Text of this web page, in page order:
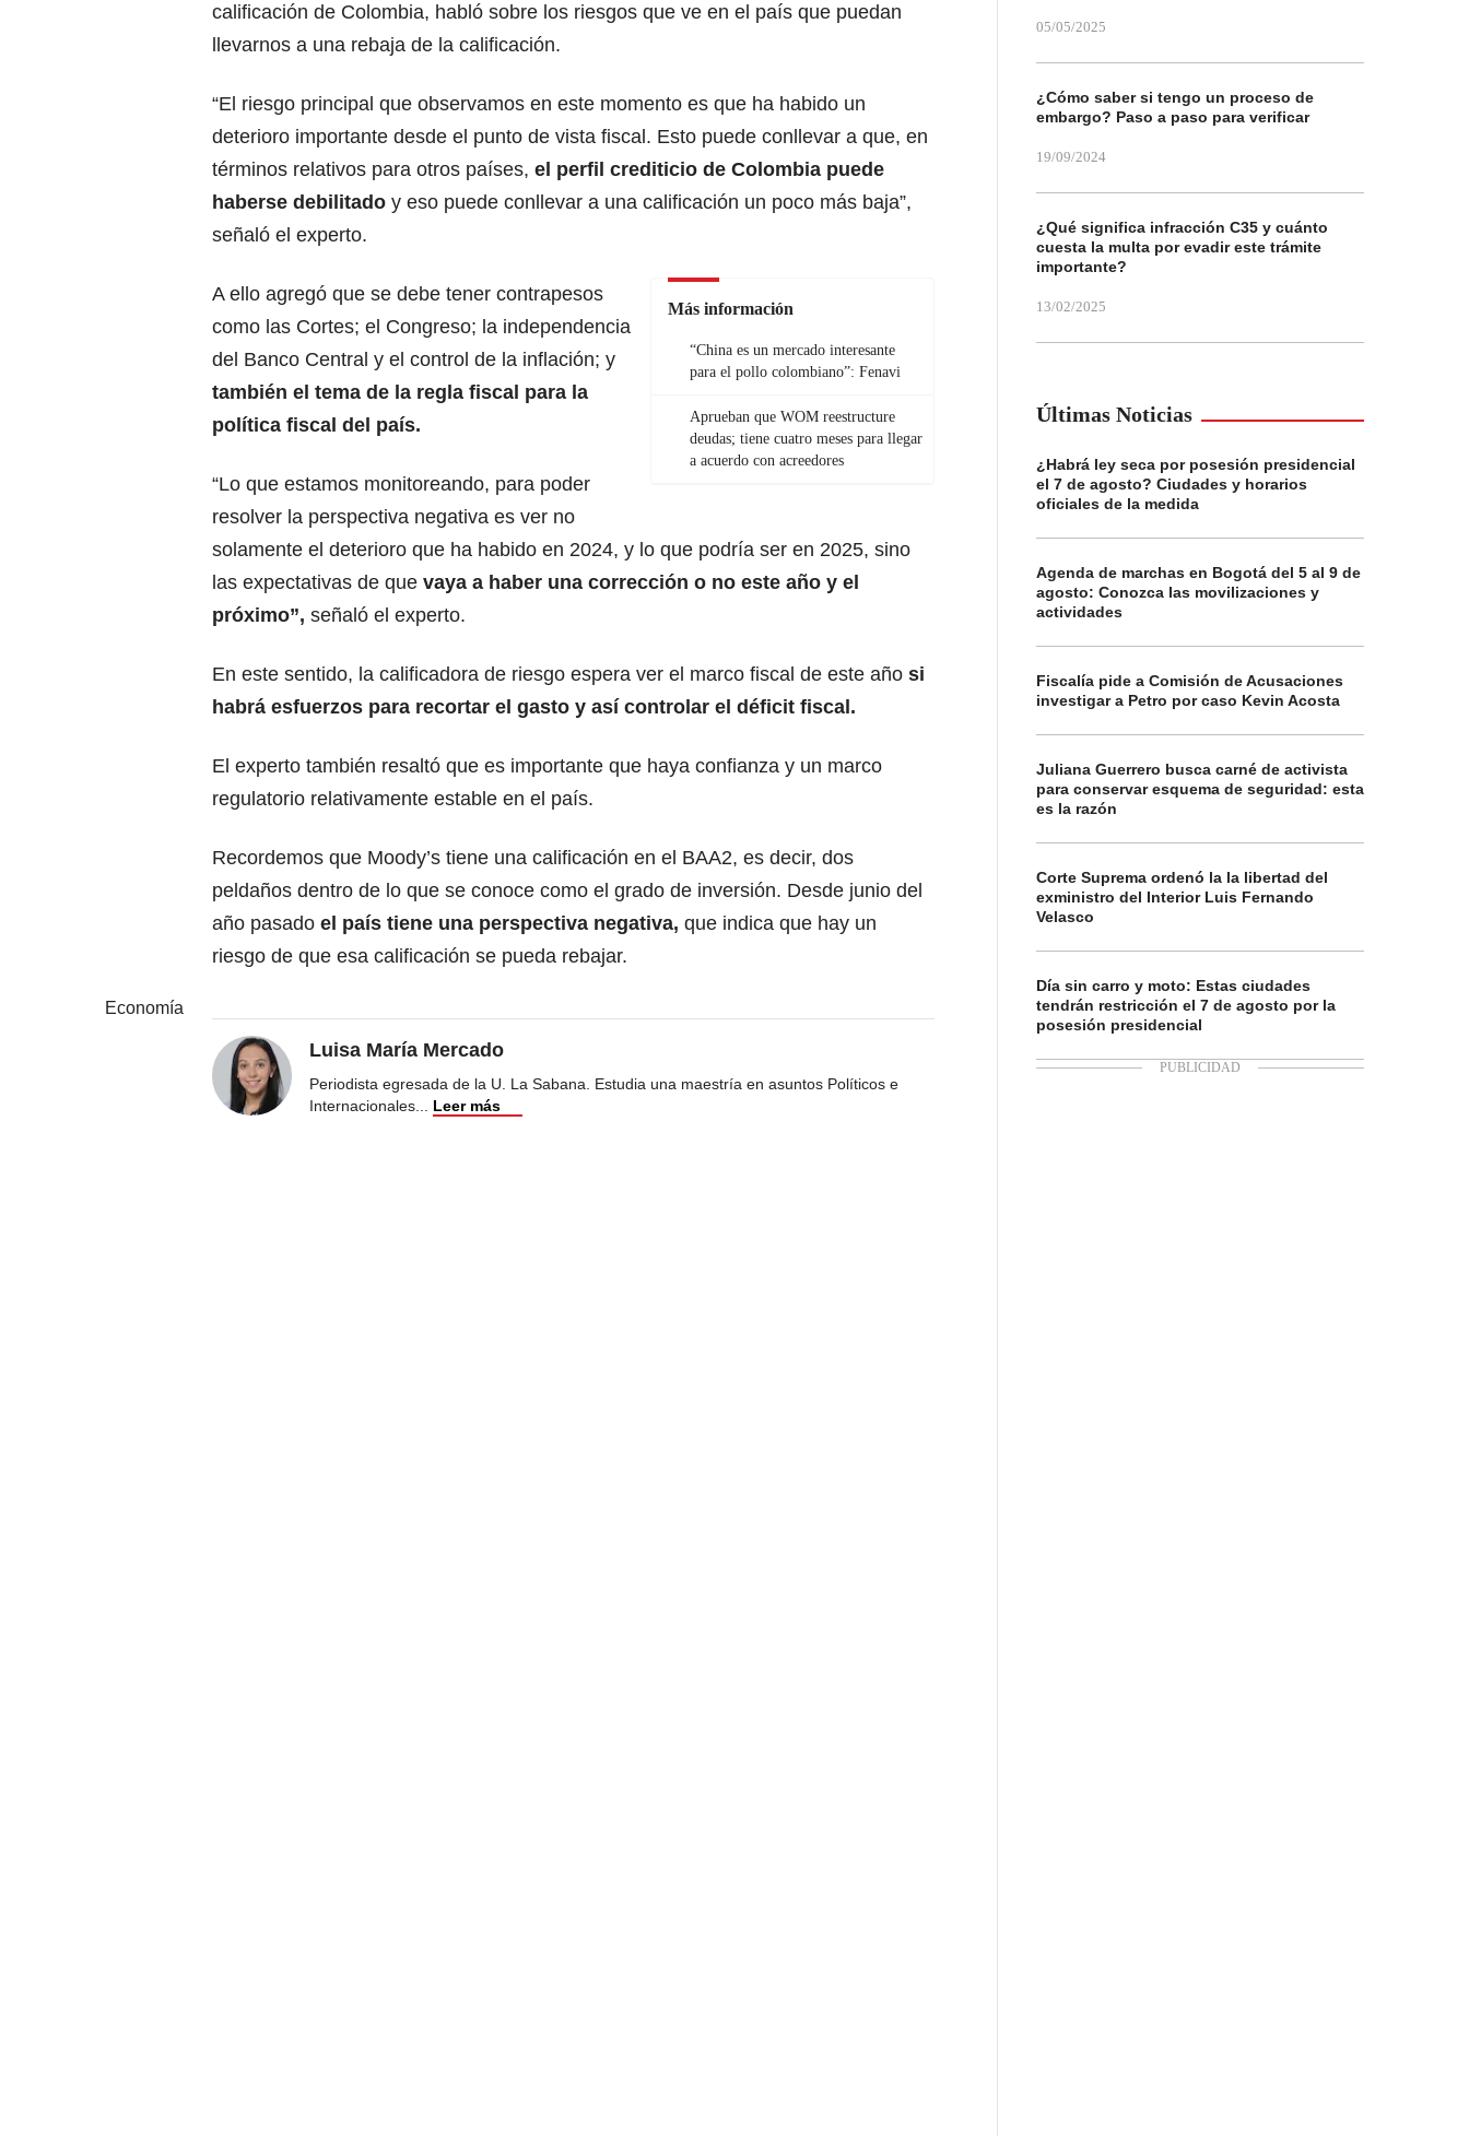
calificación de Colombia, habló sobre los riesgos que ve en el país que puedan
llevarnos a una rebaja de la calificación.
“El riesgo principal que observamos en este momento es que ha habido un
deterioro importante desde el punto de vista fiscal. Esto puede conllevar a que, en
términos relativos para otros países, el perfil crediticio de Colombia puede
haberse debilitado y eso puede conllevar a una calificación un poco más baja”,
señaló el experto.
Más información
“China es un mercado interesante
para el pollo colombiano”: Fenavi
Aprueban que WOM reestructure
deudas; tiene cuatro meses para llegar
a acuerdo con acreedores
A ello agregó que se debe tener contrapesos
como las Cortes; el Congreso; la independencia
del Banco Central y el control de la inflación; y
también el tema de la regla fiscal para la
política fiscal del país.
“Lo que estamos monitoreando, para poder
resolver la perspectiva negativa es ver no
solamente el deterioro que ha habido en 2024, y lo que podría ser en 2025, sino
las expectativas de que vaya a haber una corrección o no este año y el
próximo”, señaló el experto.
En este sentido, la calificadora de riesgo espera ver el marco fiscal de este año si
habrá esfuerzos para recortar el gasto y así controlar el déficit fiscal.
El experto también resaltó que es importante que haya confianza y un marco
regulatorio relativamente estable en el país.
Recordemos que Moody’s tiene una calificación en el BAA2, es decir, dos
peldaños dentro de lo que se conoce como el grado de inversión. Desde junio del
año pasado el país tiene una perspectiva negativa, que indica que hay un
riesgo de que esa calificación se pueda rebajar.
Economía
Luisa María Mercado
Periodista egresada de la U. La Sabana. Estudia una maestría en asuntos Políticos e
Internacionales... Leer más
05/05/2025
¿Cómo saber si tengo un proceso de
embargo? Paso a paso para verificar
19/09/2024
¿Qué significa infracción C35 y cuánto
cuesta la multa por evadir este trámite
importante?
13/02/2025
Últimas Noticias
¿Habrá ley seca por posesión presidencial
el 7 de agosto? Ciudades y horarios
oficiales de la medida
Agenda de marchas en Bogotá del 5 al 9 de
agosto: Conozca las movilizaciones y
actividades
Fiscalía pide a Comisión de Acusaciones
investigar a Petro por caso Kevin Acosta
Juliana Guerrero busca carné de activista
para conservar esquema de seguridad: esta
es la razón
Corte Suprema ordenó la la libertad del
exministro del Interior Luis Fernando
Velasco
Día sin carro y moto: Estas ciudades
tendrán restricción el 7 de agosto por la
posesión presidencial